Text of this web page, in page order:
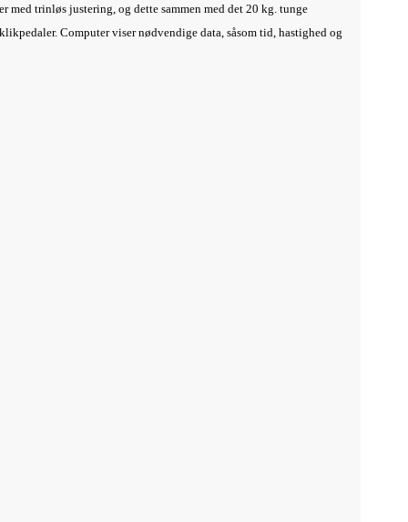
med trinløs justering, og dette sammen med det 20 kg. tunge
Computer viser nødvendige data, såsom tid, hastighed og